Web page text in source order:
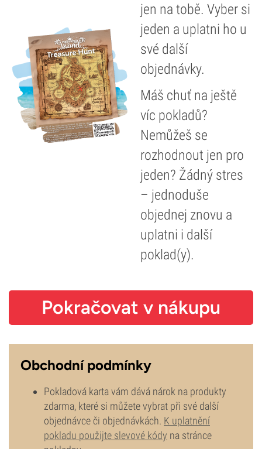
jen na tobě. Vyber si
jeden a uplatni ho u
své další
objednávky.
Máš chuť na ještě
víc pokladů?
Nemůžeš se
rozhodnout jen pro
jeden? Žádný stres
– jednoduše
objednej znovu a
uplatni i další
poklad(y).
Pokračovat v nákupu
Obchodní podmínky
Pokladová karta vám dává nárok na produkty
zdarma, které si můžete vybrat při své další
objednávce či objednávkách. K uplatnění
pokladu použijte slevové kódy na stránce